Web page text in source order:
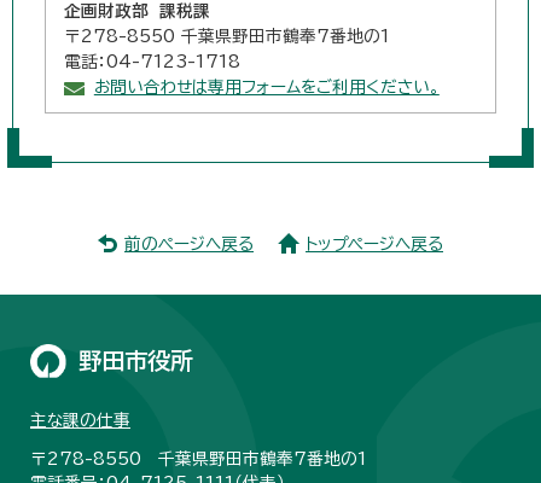
企画財政部 課税課
〒278-8550 千葉県野田市鶴奉7番地の1
電話：04-7123-1718
お問い合わせは専用フォームをご利用ください。
前のページへ戻る トップページへ戻る
野田市役所
主な課の仕事
〒278-8550 千葉県野田市鶴奉7番地の1